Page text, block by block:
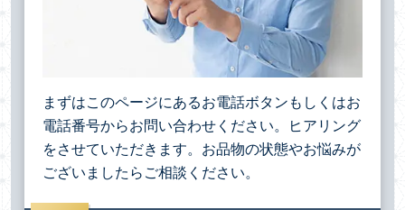
まずはこのページにあるお電話ボタンもしくはお
電話番号からお問い合わせください。ヒアリング
をさせていただきます。お品物の状態やお悩みが
ございましたらご相談ください。